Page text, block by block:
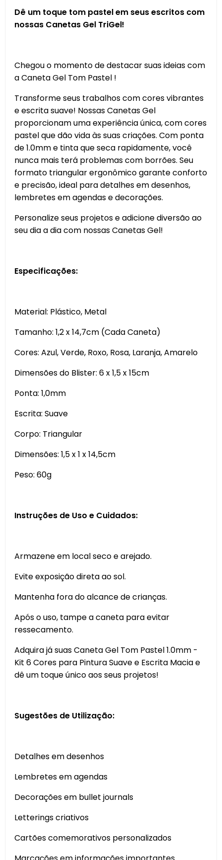
Dê um toque tom pastel em seus escritos com
nossas Canetas Gel TriGel!
Chegou o momento de destacar suas ideias com
a Caneta Gel Tom Pastel !
Transforme seus trabalhos com cores vibrantes
e escrita suave! Nossas Canetas Gel
proporcionam uma experiência única, com cores
pastel que dão vida às suas criações. Com ponta
de 1.0mm e tinta que seca rapidamente, você
nunca mais terá problemas com borrões. Seu
formato triangular ergonômico garante conforto
e precisão, ideal para detalhes em desenhos,
lembretes em agendas e decorações.
Personalize seus projetos e adicione diversão ao
seu dia a dia com nossas Canetas Gel!
Especificações:
Material: Plástico, Metal
Tamanho: 1,2 x 14,7cm (Cada Caneta)
Cores: Azul, Verde, Roxo, Rosa, Laranja, Amarelo
Dimensões do Blister: 6 x 1,5 x 15cm
Ponta: 1,0mm
Escrita: Suave
Corpo: Triangular
Dimensões: 1,5 x 1 x 14,5cm
Peso: 60g
Instruções de Uso e Cuidados:
Armazene em local seco e arejado.
Evite exposição direta ao sol.
Mantenha fora do alcance de crianças.
Após o uso, tampe a caneta para evitar
ressecamento.
Adquira já suas Caneta Gel Tom Pastel 1.0mm -
Kit 6 Cores para Pintura Suave e Escrita Macia e
dê um toque único aos seus projetos!
Sugestões de Utilização:
Detalhes em desenhos
Lembretes em agendas
Decorações em bullet journals
Letterings criativos
Cartões comemorativos personalizados